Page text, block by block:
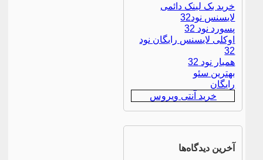
خرید بک لینک دائمی
لایسنس نود32
پسورد نود 32
اوکلی لایسنس رایگان نود
32
همیار نود 32
بهترین سئو
رایگان
خرید آنتی ویروس
آخرین دیدگاه‌ها